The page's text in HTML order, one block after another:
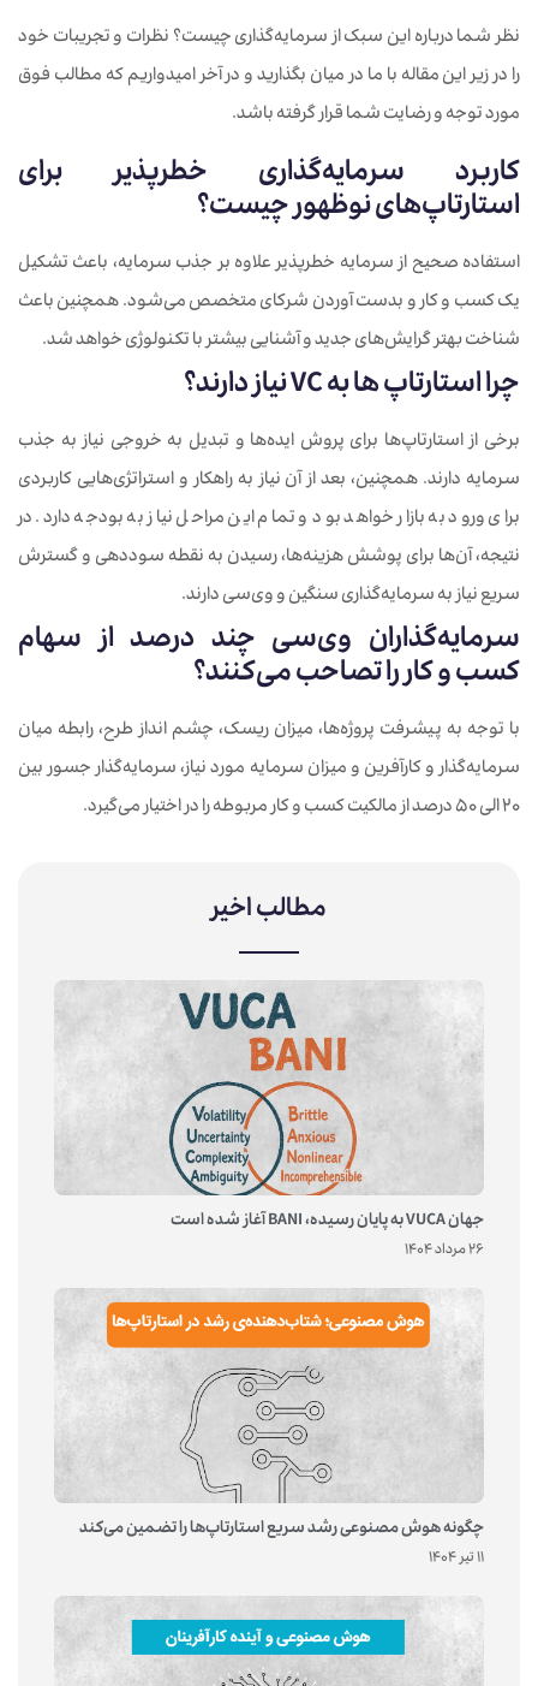
مطالب اخیر
جهان VUCA به پایان رسیده، BANI آغاز شده است
26 مرداد 1404
چگونه هوش مصنوعی رشد سریع استارتاپ‌ها را تضمین می‌کند
11 تیر 1404
نظر شما درباره این سبک از سرمایه‌گذاری چیست؟ نظرات و تجریبات خود
را در زیر این مقاله با ما در میان بگذارید و در آخر امیدواریم که مطالب فوق
مورد توجه و رضایت شما قرار گرفته باشد.
کاربرد سرمایه‌گذاری خطرپذیر برای
استارتاپ‌های نوظهور چیست؟
استفاده صحیح از سرمایه‌ خطرپذیر علاوه بر جذب سرمایه، باعث تشکیل
یک کسب و کار و بدست آوردن شرکای متخصص می‌شود. همچنین باعث
شناخت بهتر گرایش‌های جدید و آشنایی بیشتر با تکنولوژی خواهد شد.
چرا استارتاپ ها به VC نیاز دارند؟
برخی از استارتاپ‌ها برای پروش ایده‌ها و تبدیل به خروجی نیاز به جذب
سرمایه دارند. همچنین، بعد از آن نیاز به راهکار و استراتژی‌هایی کاربردی
برای ورود به بازار خواهد بود و تمام این مراحل نیاز به بودجه دارد. در
نتیجه، آن‌ها برای پوشش هزینه‌ها، رسیدن به نقطه سوددهی و گسترش
سریع نیاز به سرمایه‌گذاری سنگین و وی‌سی دارند.
سرمایه‌گذاران وی‌سی چند درصد از سهام
کسب و کار را تصاحب می‌کنند؟
با توجه به پیشرفت پروژه‌ها، میزان ریسک، چشم انداز طرح، رابطه میان
سرمایه‌گذار و کارآفرین و میزان سرمایه مورد نیاز، سرمایه‌گذار جسور بین
20 الی 50 درصد از مالکیت کسب و کار مربوطه را در اختیار می‌گیرد.